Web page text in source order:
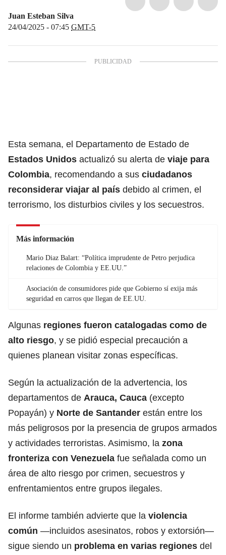
Juan Esteban Silva
24/04/2025 - 07:45 GMT-5
Esta semana, el Departamento de Estado de
Estados Unidos actualizó su alerta de viaje para
Colombia, recomendando a sus ciudadanos
reconsiderar viajar al país debido al crimen, el
terrorismo, los disturbios civiles y los secuestros.
Más información
Mario Diaz Balart: “Política imprudente de Petro perjudica
relaciones de Colombia y EE.UU.”
Asociación de consumidores pide que Gobierno sí exija más
seguridad en carros que llegan de EE.UU.
Algunas regiones fueron catalogadas como de
alto riesgo, y se pidió especial precaución a
quienes planean visitar zonas específicas.
Según la actualización de la advertencia, los
departamentos de Arauca, Cauca (excepto
Popayán) y Norte de Santander están entre los
más peligrosos por la presencia de grupos armados
y actividades terroristas. Asimismo, la zona
fronteriza con Venezuela fue señalada como un
área de alto riesgo por crimen, secuestros y
enfrentamientos entre grupos ilegales.
El informe también advierte que la violencia
común —incluidos asesinatos, robos y extorsión—
sigue siendo un problema en varias regiones del